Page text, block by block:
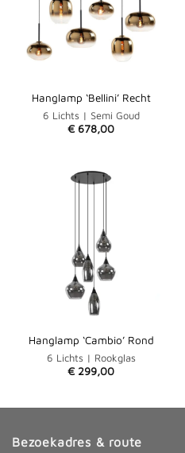
Hanglamp ‘Bellini’ Recht
6 Lichts | Semi Goud
€ 678,00
Hanglamp ‘Cambio’ Rond
6 Lichts | Rookglas
€ 299,00
Bezoekadres & route